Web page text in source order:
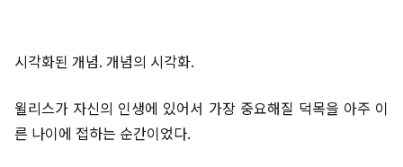
시각화된 개념. 개념의 시각화.
윌리스가 자신의 인생에 있어서 가장 중요해질 덕목을 아주 이
른 나이에 접하는 순간이었다.